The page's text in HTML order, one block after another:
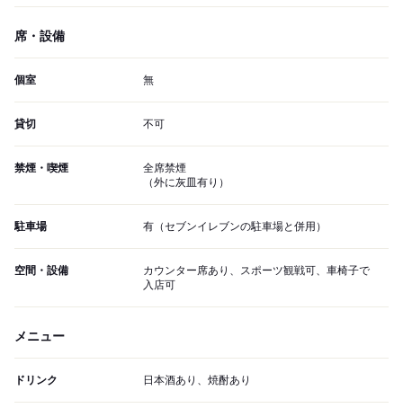
席・設備
個室 無
貸切 不可
禁煙・喫煙
全席禁煙
（外に灰皿有り）
駐車場 有（セブンイレブンの駐車場と併用）
空間・設備
カウンター席あり、スポーツ観戦可、車椅子で
入店可
メニュー
ドリンク 日本酒あり、焼酎あり